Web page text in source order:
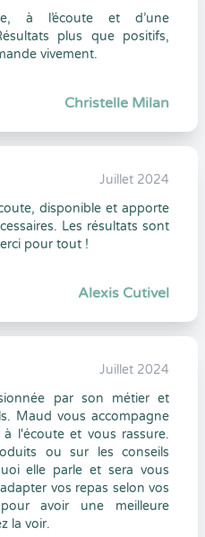
à l’écoute et d’une
plus que positifs,
vivement.
Christelle Milan
Juillet 2024
disponible et apporte
Les résultats sont
pour tout !
Alexis Cutivel
Juillet 2024
par son métier et
Maud vous accompagne
l'écoute et vous rassure.
ou sur les conseils
elle parle et sera vous
vos repas selon vos
avoir une meilleure
la voir.